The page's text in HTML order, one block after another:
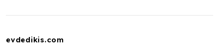
evdedikis.com